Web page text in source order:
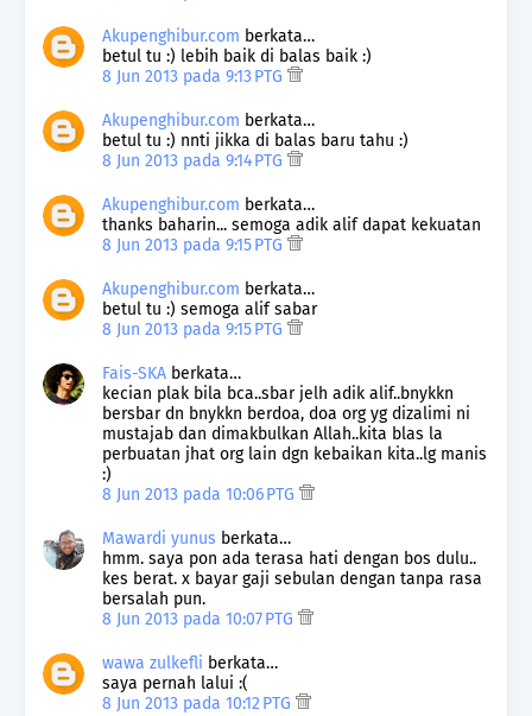
Akupenghibur.com berkata…
betul tu :) lebih baik di balas baik :)
8 Jun 2013 pada 9:13 PTG
Akupenghibur.com berkata…
betul tu :) nnti jikka di balas baru tahu :)
8 Jun 2013 pada 9:14 PTG
Akupenghibur.com berkata…
thanks baharin... semoga adik alif dapat kekuatan
8 Jun 2013 pada 9:15 PTG
Akupenghibur.com berkata…
betul tu :) semoga alif sabar
8 Jun 2013 pada 9:15 PTG
Fais-SKA berkata…
kecian plak bila bca..sbar jelh adik alif..bnykkn
bersbar dn bnykkn berdoa, doa org yg dizalimi ni
mustajab dan dimakbulkan Allah..kita blas la
perbuatan jhat org lain dgn kebaikan kita..lg manis
:)
8 Jun 2013 pada 10:06 PTG
Mawardi yunus berkata…
hmm. saya pon ada terasa hati dengan bos dulu..
kes berat. x bayar gaji sebulan dengan tanpa rasa
bersalah pun.
8 Jun 2013 pada 10:07 PTG
wawa zulkefli berkata…
saya pernah lalui :(
8 Jun 2013 pada 10:12 PTG